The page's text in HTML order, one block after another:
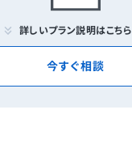
詳しいプラン説明はこちら
今すぐ相談